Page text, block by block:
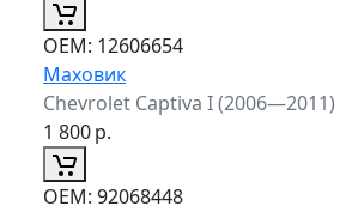
ОЕМ: 12606654
Маховик
Chevrolet Captiva I (2006—2011)
1 800р.
ОЕМ: 92068448